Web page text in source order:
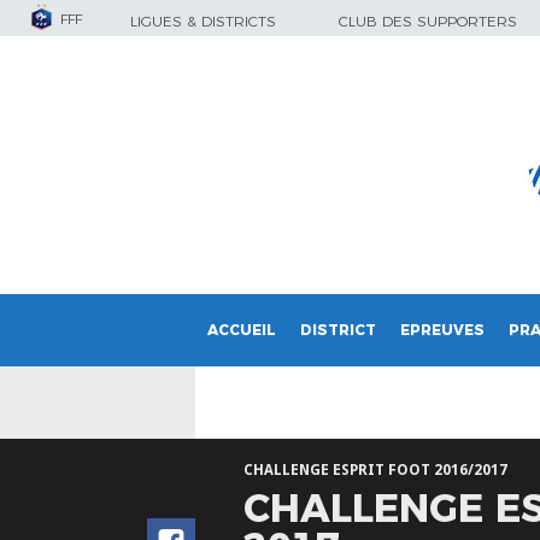
FFF LIGUES & DISTRICTS CLUB DES SUPPORTERS
ACCUEIL DISTRICT EPREUVES
CHALLENGE ESPRIT FOOT 2016/2017
CHALLENGE